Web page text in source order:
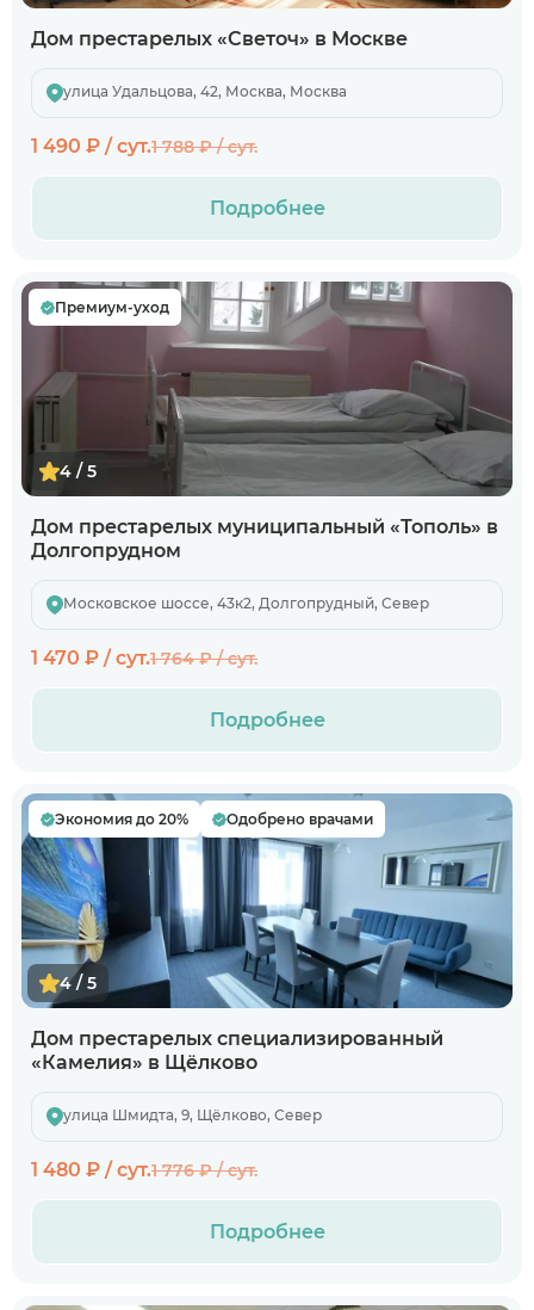
Дом престарелых «Светоч» в Москве
улица Удальцова, 42, Москва, Москва
1 490 ₽ / сут.1 788 ₽ / сут.
Подробнее
Премиум-уход
4 / 5
Дом престарелых муниципальный «Тополь» в
Долгопрудном
Московское шоссе, 43к2, Долгопрудный, Север
1 470 ₽ / сут.1 764 ₽ / сут.
Подробнее
Экономия до 20% Одобрено врачами
4 / 5
Дом престарелых специализированный
«Камелия» в Щёлково
улица Шмидта, 9, Щёлково, Север
1 480 ₽ / сут.1 776 ₽ / сут.
Подробнее